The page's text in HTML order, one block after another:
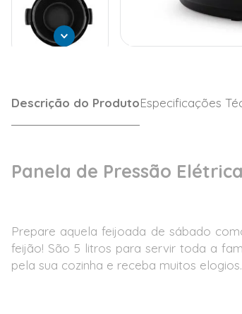
Descrição do ProdutoEspecificações
Panela de Pressão
Prepare aquela feijoada de sábado
feijão! São 5 litros para servir toda a
pela sua cozinha e receba muitos elogios.